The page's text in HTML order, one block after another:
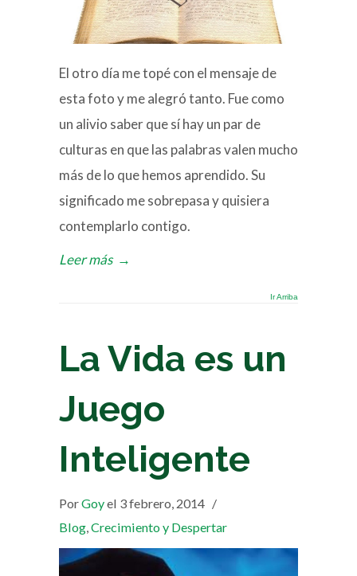
El otro día me topé con el mensaje de
esta foto y me alegró tanto. Fue como
un alivio saber que sí hay un par de
culturas en que las palabras valen mucho
más de lo que hemos aprendido. Su
significado me sobrepasa y quisiera
contemplarlo contigo.
Leer más →
Ir Arriba
La Vida es un
Juego
Inteligente
PorGoyel 3 febrero, 2014 /
Blog,Crecimiento y Despertar